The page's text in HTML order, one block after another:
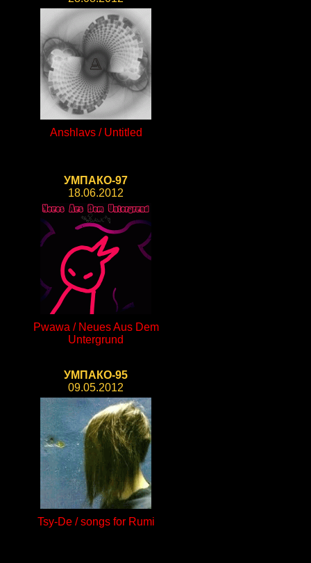
Anshlavs / Untitled
УМПАКО-97
18.06.2012
Pwawa / Neues Aus Dem
Untergrund
УМПАКО-95
09.05.2012
Tsy-De / songs for Rumi